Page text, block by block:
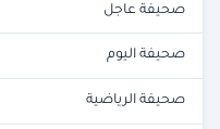
صحيفة عاجل
صحيفة اليوم
صحيفة الرياضية